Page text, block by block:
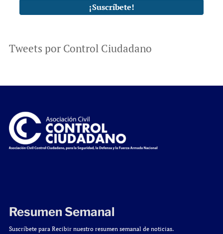
Tweets por Control Ciudadano
Resumen Semanal
Suscríbete para Recibir nuestro resumen semanal de noticias.